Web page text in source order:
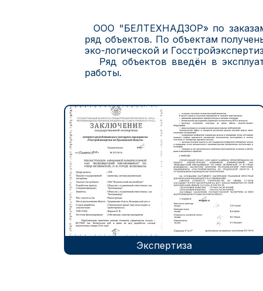
ООО "БЕЛТЕХНАДЗОР» по заказам
ряд объектов. По объектам
эко-логической и
Ряд объектов введён в
работы.
Экспертиза